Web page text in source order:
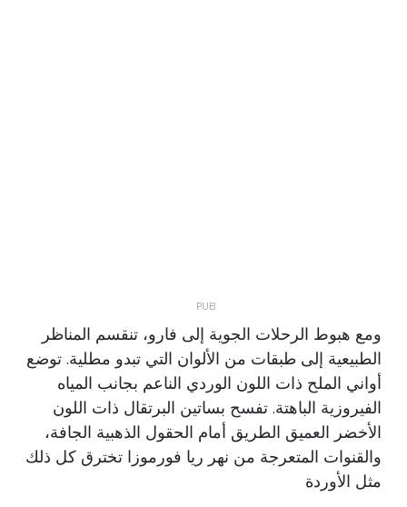
ومع هبوط الرحلات الجوية إلى فارو، تنقسم المناظر
الطبيعية إلى طبقات من الألوان التي تبدو مطلية. توضع
أواني الملح ذات اللون الوردي الناعم بجانب المياه
الفيروزية الباهتة. تفسح بساتين البرتقال ذات اللون
الأخضر العميق الطريق أمام الحقول الذهبية الجافة،
والقنوات المتعرجة من نهر ريا فورموزا تخترق كل ذلك
مثل الأوردة